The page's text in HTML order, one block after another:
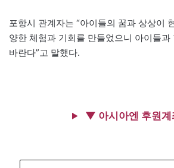
포항시 관계자는 “아이들의 꿈과 상상이
양한 체험과 기회를 만들었으니 아이들과
바란다”고 말했다.
▼ 아시아엔 후원